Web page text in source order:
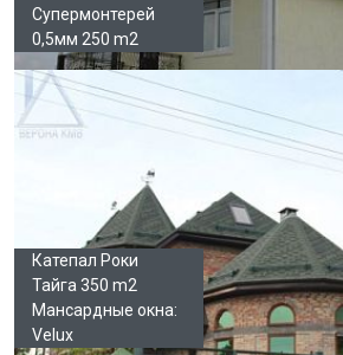
Супермонтерей
0,5мм 250 m2
Катепал Роки
Тайга 350 m2
Мансардные окна:
Velux